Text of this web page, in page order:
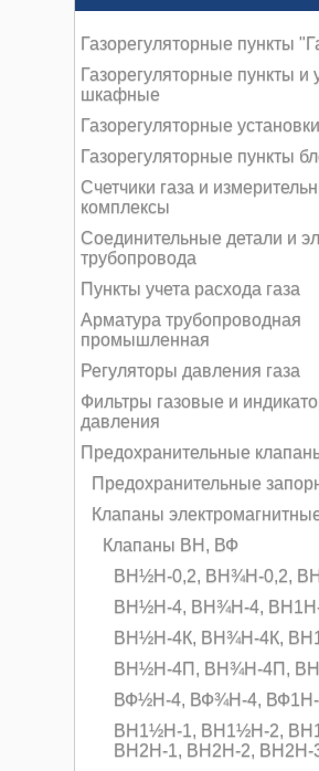
Газорегуляторные пункты
Газорегуляторные пункты и
шкафные
Газорегуляторные
Газорегуляторные пункты
Счетчики газа и
комплексы
Соединительные детали и
трубопровода
Пункты учета расхода газа
Арматура трубопроводная
промышленная
Регуляторы давления газа
Фильтры газовые и
давления
Предохранительные
Предохранительные
Клапаны
Клапаны ВН, ВФ
ВН½Н-0,2, ВН¾Н-0,2,
ВН½Н-4, ВН¾Н-4,
ВН½Н-4К, ВН¾Н-4К,
ВН½Н-4П, ВН¾Н-4П,
ВФ½Н-4, ВФ¾Н-4,
ВН1½Н-1, ВН1½Н-2,
ВН2Н-1, ВН2Н-2, ВН2Н-